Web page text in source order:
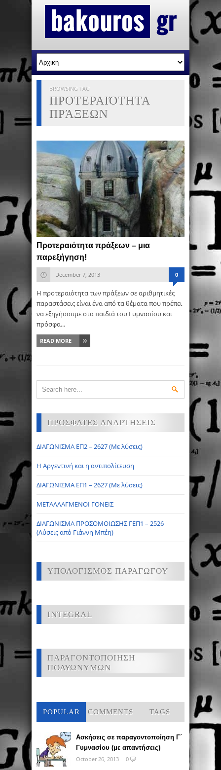
BROWSING TAG
ΠΡΟΤΕΡΑΙΌΤΗΤΑ
ΠΡΆΞΕΩΝ
Προτεραιότητα πράξεων – μια
παρεξήγηση!
December 7, 2013 0
Η προτεραιότητα των πράξεων σε αριθμητικές
παραστάσεις είναι ένα από τα θέματα που πρέπει
να εξηγήσουμε στα παιδιά του Γυμνασίου και
πρόσφα...
READ MORE
ΠΡΟΣΦΑΤΕΣ ΑΝΑΡΤΗΣΕΙΣ
ΔΙΑΓΩΝΙΣΜΑ ΕΠ2 – 2627 (Με λύσεις)
Η Αργεντινή και η αντιπολίτευση
ΔΙΑΓΩΝΙΣΜΑ ΕΠ1 – 2627 (Με λύσεις)
ΜΕΤΑΛΛΑΓΜΕΝΟΙ ΓΟΝΕΙΣ
ΔΙΑΓΩΝΙΣΜΑ ΠΡΟΣΟΜΟΙΩΣΗΣ ΓΕΠ1 – 2526
(Λύσεις από Γιάννη Μπέη)
ΥΠΟΛΟΓΙΣΜΟΣ ΠΑΡΑΓΩΓΟΥ
INTEGRAL
ΠΑΡΑΓΟΝΤΟΠΟΙΗΣΗ
ΠΟΛΥΩΝΥΜΩΝ
POPULAR COMMENTS TAGS
Ασκήσεις σε παραγοντοποίηση Γ΄
Γυμνασίου (με απαντήσεις)
October 26, 2013
0